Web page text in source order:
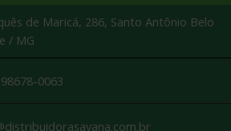
de Maricá, 286, Santo Antônio Belo
/ MG
0063